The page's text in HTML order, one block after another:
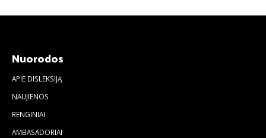
Nuorodos
APIE DISLEKSIJĄ
NAUJIENOS
RENGINIAI
AMBASADORIAI